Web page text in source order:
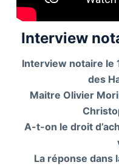
Interview
Interview notaire le
des
Maitre Olivier
A-t-on le droit
La réponse dans